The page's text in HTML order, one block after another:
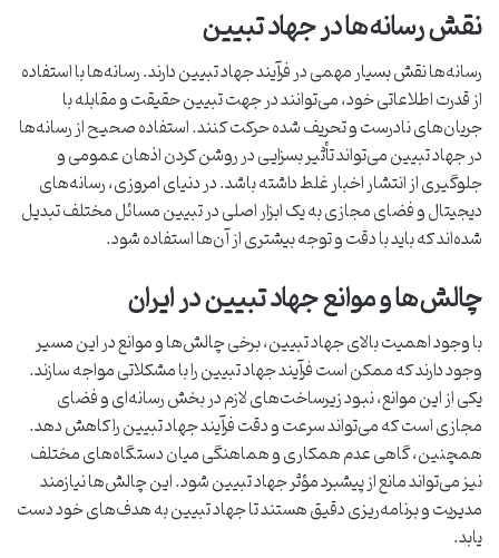
نقش رسانه‌ها در جهاد تبیین
رسانه‌ها نقش بسیار مهمی در فرآیند جهاد تبیین دارند. رسانه‌ها با استفاده
از قدرت اطلاعاتی خود، می‌توانند در جهت تبیین حقیقت و مقابله با
جریان‌های نادرست و تحریف شده حرکت کنند. استفاده صحیح از رسانه‌ها
در جهاد تبیین می‌تواند تأثیر بسزایی در روشن کردن اذهان عمومی و
جلوگیری از انتشار اخبار غلط داشته باشد. در دنیای امروزی، رسانه‌های
دیجیتال و فضای مجازی به یک ابزار اصلی در تبیین مسائل مختلف تبدیل
شده‌اند که باید با دقت و توجه بیشتری از آن‌ها استفاده شود.
چالش‌ها و موانع جهاد تبیین در ایران
با وجود اهمیت بالای جهاد تبیین، برخی چالش‌ها و موانع در این مسیر
وجود دارند که ممکن است فرآیند جهاد تبیین را با مشکلاتی مواجه سازند.
یکی از این موانع، نبود زیرساخت‌های لازم در بخش رسانه‌ای و فضای
مجازی است که می‌تواند سرعت و دقت فرآیند جهاد تبیین را کاهش دهد.
همچنین، گاهی عدم همکاری و هماهنگی میان دستگاه‌های مختلف
نیز می‌تواند مانع از پیشبرد مؤثر جهاد تبیین شود. این چالش‌ها نیازمند
مدیریت و برنامه‌ریزی دقیق هستند تا جهاد تبیین به هدف‌های خود دست
یابد.